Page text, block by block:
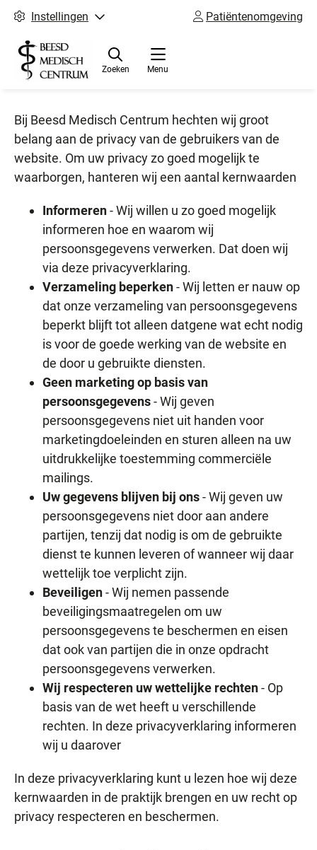
Instellingen Patiëntenomgeving
Menu
Zoeken
Bij Beesd Medisch Centrum hechten wij groot
belang aan de privacy van de gebruikers van de
website. Om uw privacy zo goed mogelijk te
waarborgen, hanteren wij een aantal kernwaarden
Informeren- Wij willen u zo goed mogelijk
informeren hoe en waarom wij
persoonsgegevens verwerken. Dat doen wij
via deze privacyverklaring.
Verzameling beperken- Wij letten er nauw op
dat onze verzameling van persoonsgegevens
beperkt blijft tot alleen datgene wat echt nodig
is voor de goede werking van de website en
de door u gebruikte diensten.
Geen marketing op basis van
persoonsgegevens- Wij geven
persoonsgegevens niet uit handen voor
marketingdoeleinden en sturen alleen na uw
uitdrukkelijke toestemming commerciële
mailings.
Uw gegevens blijven bij ons- Wij geven uw
persoonsgegevens niet door aan andere
partijen, tenzij dat nodig is om de gebruikte
dienst te kunnen leveren of wanneer wij daar
wettelijk toe verplicht zijn.
Beveiligen- Wij nemen passende
beveiligingsmaatregelen om uw
persoonsgegevens te beschermen en eisen
dat ook van partijen die in onze opdracht
persoonsgegevens verwerken.
Wij respecteren uw wettelijke rechten- Op
basis van de wet heeft u verschillende
rechten. In deze privacyverklaring informeren
wij u daarover
In deze privacyverklaring kunt u lezen hoe wij deze
kernwaarden in de praktijk brengen en uw recht op
privacy respecteren en beschermen.